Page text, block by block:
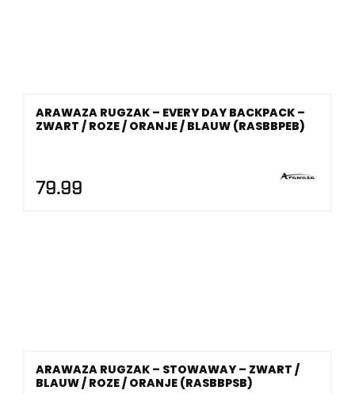
ARAWAZA RUGZAK – EVERY DAY BACKPACK –
ZWART / ROZE / ORANJE / BLAUW (RASBBPEB)
79.99
ARAWAZA RUGZAK – STOWAWAY – ZWART /
BLAUW / ROZE / ORANJE (RASBBPSB)